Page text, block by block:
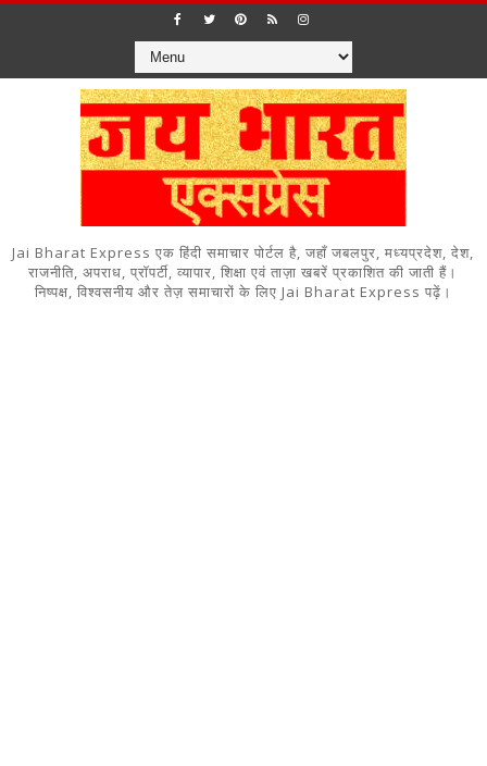
Jai Bharat Express एक हिंदी समाचार पोर्टल है, जहाँ जबलपुर, मध्यप्रदेश, देश,
राजनीति, अपराध, प्रॉपर्टी, व्यापार, शिक्षा एवं ताज़ा खबरें प्रकाशित की जाती हैं।
निष्पक्ष, विश्वसनीय और तेज़ समाचारों के लिए Jai Bharat Express पढ़ें।